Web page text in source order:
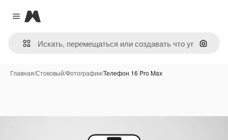
Close menu
Magnific
Поиск
Главная/Стоковый/Фотографии/Телефон 16 Pro Max